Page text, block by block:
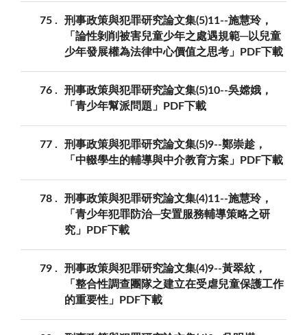
75
刑事政策與犯罪研究論文集(5)11--施慧玲，
「論性剝削被害兒童少年之處遇規範─以兒童
少年發展權為法律中心價值之思考」PDF下載
76
刑事政策與犯罪研究論文集(5)10--吳嫦娥，
「青少年幫派問題」PDF下載
77
刑事政策與犯罪研究論文集(5)9--鄭崇趁，
「中輟學生的輔導與中介教育方案」PDF下載
78
刑事政策與犯罪研究論文集(4)11--施慧玲，
「青少年犯罪防治─安置服務輔導策略之研
究」PDF下載
79
刑事政策與犯罪研究論文集(4)9--黃翠紋，
「整合性調查團隊之建立在受虐兒童保護工作
的重要性」PDF下載